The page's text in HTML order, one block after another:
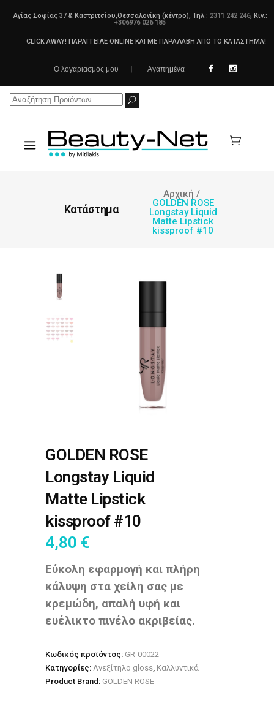
Αγίας Σοφίας 37 & Καστριτσίου,Θεσσαλονίκη (κέντρο), Τηλ.: 2311 242 246, Κιν.:
+306976 026 185
CLICK AWAY! ΠΑΡΑΓΓΕΙΛΕ ONLINE ΚΑΙ ΜΕ ΠΑΡΑΛΑΒΗ ΑΠΟ ΤΟ ΚΑΤΑΣΤΗΜΑ!
Ο λογαριασμός μου Αγαπημένα
Search
Κατάστημα
Αρχική /
GOLDEN ROSE
Longstay Liquid
Matte Lipstick
kissproof #10
GOLDEN ROSE
Longstay Liquid
Matte Lipstick
kissproof #10
4,80 €
Εύκολη εφαρμογή και πλήρη
κάλυψη στα χείλη σας με
κρεμώδη, απαλή υφή και
ευέλικτο πινέλο ακριβείας.
Κωδικός προϊόντος: GR-00022
Κατηγορίες: Ανεξίτηλο gloss, Καλλυντικά
Product Brand: GOLDEN ROSE